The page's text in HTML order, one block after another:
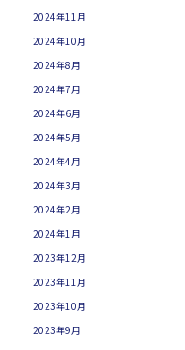
2024年11月
2024年10月
2024年8月
2024年7月
2024年6月
2024年5月
2024年4月
2024年3月
2024年2月
2024年1月
2023年12月
2023年11月
2023年10月
2023年9月